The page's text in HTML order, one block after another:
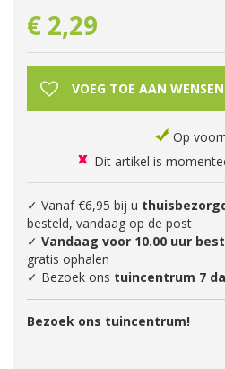
€ 2,29
Op
Dit artikel is
✓ Vanaf €6,95 bij u
besteld, vandaag op de post
✓ Vandaag voor 10.00 uur
gratis ophalen
✓ Bezoek ons tuincentrum 7
Bezoek ons tuincentrum!